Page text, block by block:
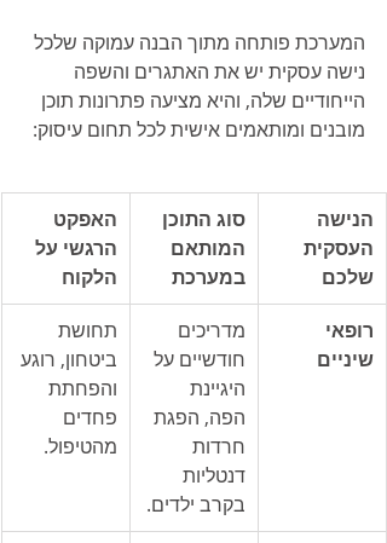
המערכת פותחה מתוך הבנה עמוקה שלכל
נישה עסקית יש את האתגרים והשפה
הייחודיים שלה, והיא מציעה פתרונות תוכן
מובנים ומותאמים אישית לכל תחום עיסוק:
הנישה
העסקית
שלכם
סוג התוכן
המותאם
במערכת
האפקט
הרגשי על
הלקוח
רופאי
שיניים
מדריכים
חודשיים על
היגיינת
הפה, הפגת
חרדות
דנטליות
בקרב ילדים.
תחושת
ביטחון, רוגע
והפחתת
פחדים
מהטיפול.